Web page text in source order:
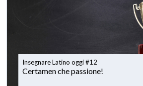
Insegnare Latino oggi #12
Certamen che passione!